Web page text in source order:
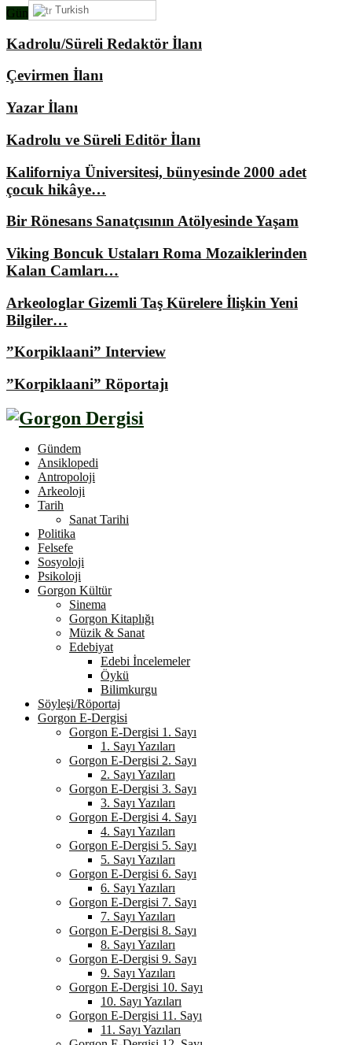
Gündemimizde Ne Var?
Kadrolu/Süreli Redaktör İlanı
Çevirmen İlanı
Yazar İlanı
Kadrolu ve Süreli Editör İlanı
Kaliforniya Üniversitesi, bünyesinde 2000 adet
çocuk hikâye…
Bir Rönesans Sanatçısının Atölyesinde Yaşam
Viking Boncuk Ustaları Roma Mozaiklerinden
Kalan Camları…
Arkeologlar Gizemli Taş Kürelere İlişkin Yeni
Bilgiler…
”Korpiklaani” Interview
”Korpiklaani” Röportajı
Gündem
Ansiklopedi
Antropoloji
Arkeoloji
Tarih
Sanat Tarihi
Politika
Felsefe
Sosyoloji
Psikoloji
Gorgon Kültür
Sinema
Gorgon Kitaplığı
Müzik & Sanat
Edebiyat
Edebi İncelemeler
Öykü
Bilimkurgu
Söyleşi/Röportaj
Gorgon E-Dergisi
Gorgon E-Dergisi 1. Sayı
1. Sayı Yazıları
Gorgon E-Dergisi 2. Sayı
2. Sayı Yazıları
Gorgon E-Dergisi 3. Sayı
3. Sayı Yazıları
Gorgon E-Dergisi 4. Sayı
4. Sayı Yazıları
Gorgon E-Dergisi 5. Sayı
5. Sayı Yazıları
Gorgon E-Dergisi 6. Sayı
6. Sayı Yazıları
Gorgon E-Dergisi 7. Sayı
7. Sayı Yazıları
Gorgon E-Dergisi 8. Sayı
8. Sayı Yazıları
Gorgon E-Dergisi 9. Sayı
9. Sayı Yazıları
Gorgon E-Dergisi 10. Sayı
10. Sayı Yazıları
Gorgon E-Dergisi 11. Sayı
11. Sayı Yazıları
Turkish